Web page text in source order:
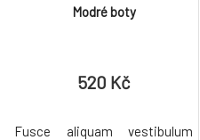
Modré boty
520 Kč
Fusce aliquam vestibulum